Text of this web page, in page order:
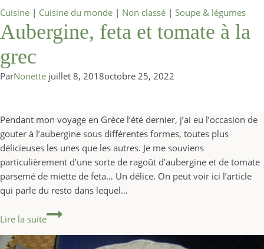
Cuisine | Cuisine du monde | Non classé | Soupe & légumes
Aubergine, feta et tomate à la
grec
ParNonette juillet 8, 2018octobre 25, 2022
Pendant mon voyage en Grèce l’été dernier, j’ai eu l’occasion de
gouter à l’aubergine sous différentes formes, toutes plus
délicieuses les unes que les autres. Je me souviens
particulièrement d’une sorte de ragoût d’aubergine et de tomate
parsemé de miette de feta… Un délice. On peut voir ici l’article
qui parle du resto dans lequel…
Lire la suite
Aubergine, feta et tomate à la grec